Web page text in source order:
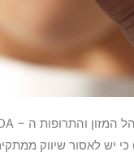
הוכרז כבר לפני כעשור (2009)